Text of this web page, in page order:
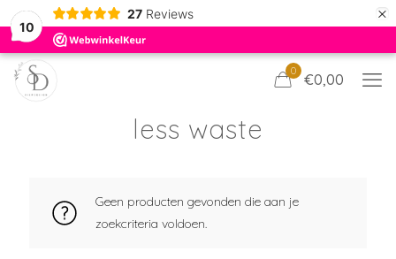
10
27 Reviews ×
0 €0,00
less waste
Geen producten gevonden die aan je
zoekcriteria voldoen.